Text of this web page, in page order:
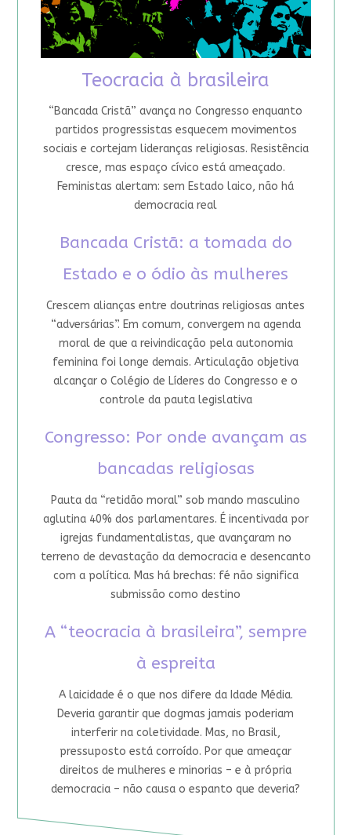
Teocracia à brasileira
“Bancada Cristã” avança no Congresso enquanto
partidos progressistas esquecem movimentos
sociais e cortejam lideranças religiosas. Resistência
cresce, mas espaço cívico está ameaçado.
Feministas alertam: sem Estado laico, não há
democracia real
Bancada Cristã: a tomada do
Estado e o ódio às mulheres
Crescem alianças entre doutrinas religiosas antes
“adversárias”. Em comum, convergem na agenda
moral de que a reivindicação pela autonomia
feminina foi longe demais. Articulação objetiva
alcançar o Colégio de Líderes do Congresso e o
controle da pauta legislativa
Congresso: Por onde avançam as
bancadas religiosas
Pauta da “retidão moral” sob mando masculino
aglutina 40% dos parlamentares. É incentivada por
igrejas fundamentalistas, que avançaram no
terreno de devastação da democracia e desencanto
com a política. Mas há brechas: fé não significa
submissão como destino
A “teocracia à brasileira”, sempre
à espreita
A laicidade é o que nos difere da Idade Média.
Deveria garantir que dogmas jamais poderiam
interferir na coletividade. Mas, no Brasil,
pressuposto está corroído. Por que ameaçar
direitos de mulheres e minorias – e à própria
democracia – não causa o espanto que deveria?